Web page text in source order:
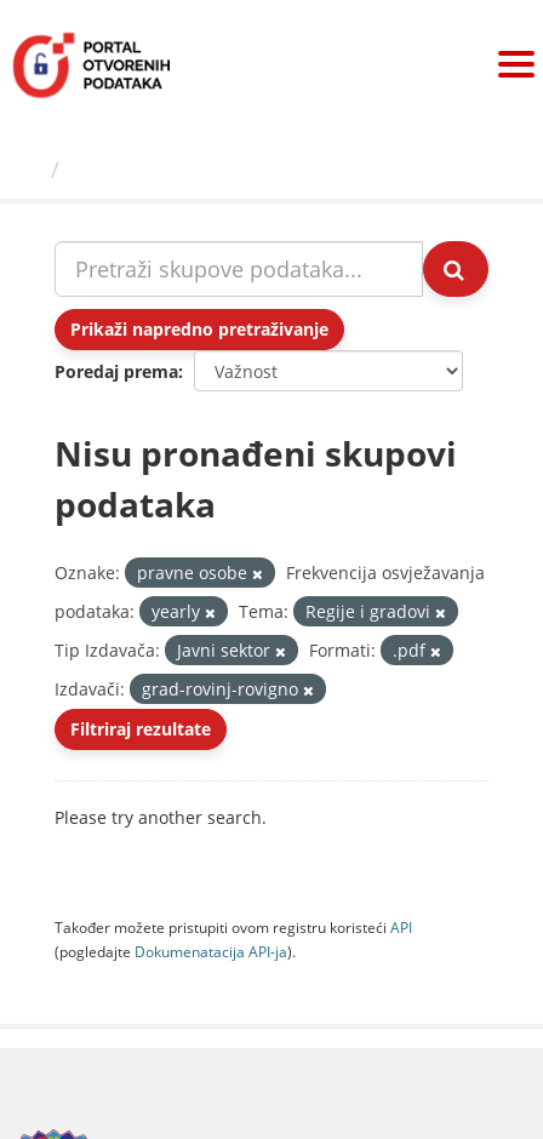
sadržaj
Prikaži napredno pretraživanje
Poredaj prema
Nisu pronađeni skupovi
podataka
Oznake: pravne osobe
Frekvencija osvježavanja
podataka:
yearly Tema:
Regije i gradovi
Tip Izdavača:
Javni sektor Formati:
.pdf
Izdavači:
grad-rovinj-rovigno
Filtriraj rezultate
Please try another search.
Također možete pristupiti ovom registru koristeći API
(pogledajte Dokumenаtаcijа API-jа).